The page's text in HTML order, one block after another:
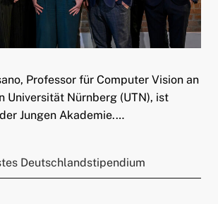
Professor für Computer Vision an
Universität Nürnberg (UTN), ist
Jungen Akademie.…
Deutschlandstipendium